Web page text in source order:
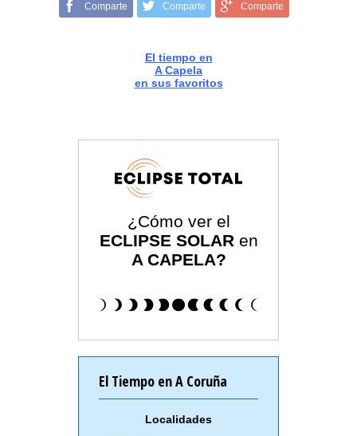
Comparte Comparte Comparte
El tiempo en
A Capela
en sus favoritos
¿Cómo ver el
ECLIPSE SOLAR en
A CAPELA?
El Tiempo en A Coruña
Localidades